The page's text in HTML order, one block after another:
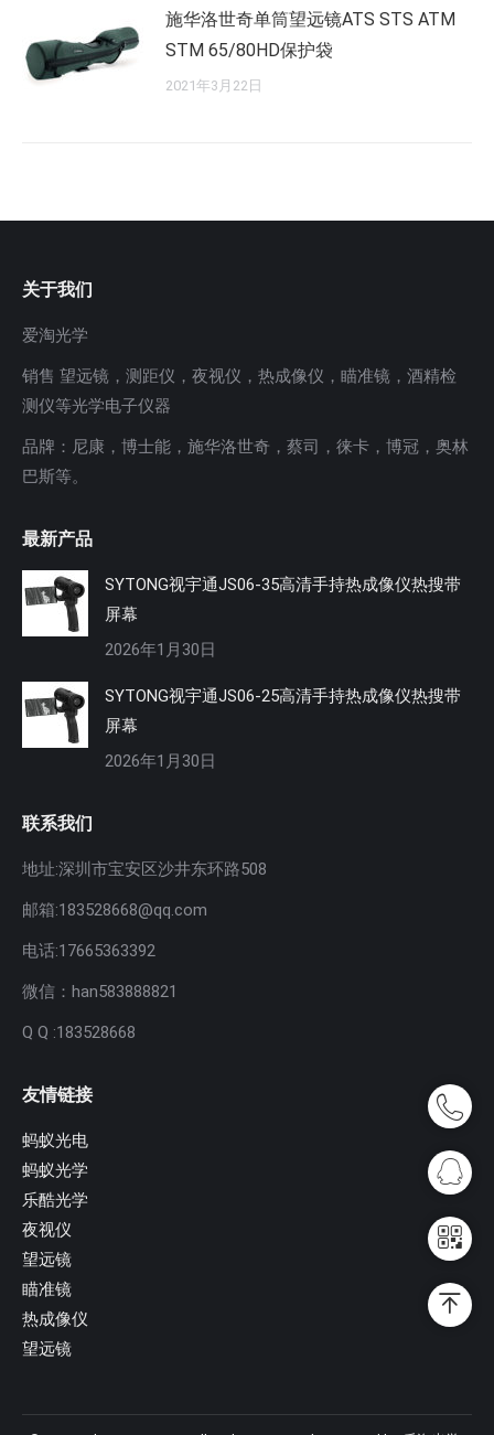
施华洛世奇单筒望远镜ATS STS ATM
STM 65/80HD保护袋
2021年3月22日
关于我们
爱淘光学
销售 望远镜，测距仪，夜视仪，热成像仪，瞄准镜，酒精检
测仪等光学电子仪器
品牌：尼康，博士能，施华洛世奇，蔡司，徕卡，博冠，奥林
巴斯等。
最新产品
SYTONG视宇通JS06-35高清手持热成像仪热搜带
屏幕
2026年1月30日
SYTONG视宇通JS06-25高清手持热成像仪热搜带
屏幕
2026年1月30日
联系我们
地址:深圳市宝安区沙井东环路508
邮箱:183528668@qq.com
电话:17665363392
微信：han583888821
Q Q :183528668
友情链接
蚂蚁光电
蚂蚁光学
乐酷光学
夜视仪
望远镜
瞄准镜
热成像仪
望远镜